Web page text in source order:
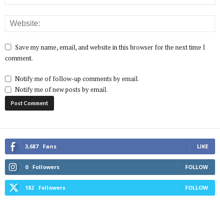
Save my name, email, and website in this browser for the next time I
comment.
Notify me of follow-up comments by email.
Notify me of new posts by email.
3,687 Fans LIKE
0 Followers FOLLOW
182 Followers FOLLOW